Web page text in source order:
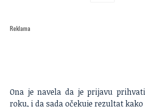
Reklama
Ona je navela da je prijavu
roku, i da sada očekuje rezultat